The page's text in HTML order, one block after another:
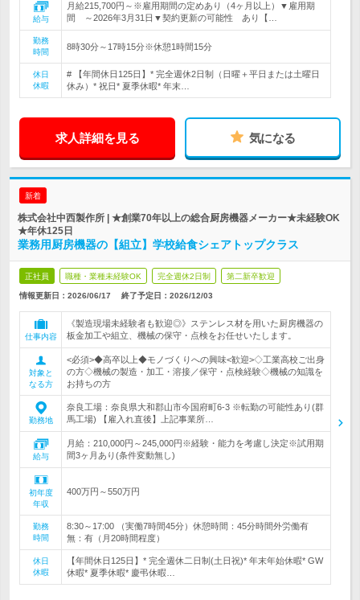
給与
月給215,700円～※雇用期間の定めあり（4ヶ月以上）▼雇用期
間 ～2026年3月31日▼契約更新の可能性 あり【…
勤務
時間
8時30分～17時15分※休憩1時間15分
休日
休暇
# 【年間休日125日】* 完全週休2日制（日曜＋平日または土曜日
休み）* 祝日* 夏季休暇* 年末…
求人詳細を見る 気になる
新着
株式会社中西製作所 | ★創業70年以上の総合厨房機器メーカー★未経験OK
★年休125日
業務用厨房機器の【組立】学校給食シェアトップクラス
正社員 職種・業種未経験OK 完全週休2日制 第二新卒歓迎
情報更新日：2026/06/17 終了予定日： 2026/12/03
仕事内容
《製造現場未経験者も歓迎◎》ステンレス材を用いた厨房機器の
板金加工や組立、機械の保守・点検をお任せいたします。
対象と
なる方
<必須>◆高卒以上◆モノづくりへの興味<歓迎>◇工業高校ご出身
の方◇機械の製造・加工・溶接／保守・点検経験◇機械の知識を
お持ちの方
勤務地
奈良工場：奈良県大和郡山市今国府町6-3 ※転勤の可能性あり(群
馬工場) 【雇入れ直後】上記事業所…
給与
月給：210,000円～245,000円※経験・能力を考慮し決定※試用期
間3ヶ月あり(条件変動無し)
初年度
年収
400万円～550万円
勤務
時間
8:30～17:00 （実働7時間45分）休憩時間：45分時間外労働有
無：有（月20時間程度）
休日
休暇
【年間休日125日】* 完全週休二日制(土日祝)* 年末年始休暇* GW
休暇* 夏季休暇* 慶弔休暇…